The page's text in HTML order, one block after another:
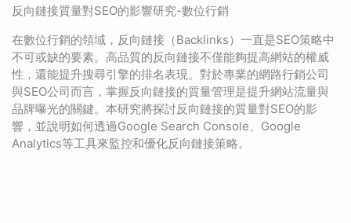
反向鏈接質量對SEO的影響研究-數位行銷
在數位行銷的領域，反向鏈接（Backlinks）一直是SEO策略中
不可或缺的要素。高品質的反向鏈接不僅能夠提高網站的權威
性，還能提升搜尋引擎的排名表現。對於專業的網路行銷公司
與SEO公司而言，掌握反向鏈接的質量管理是提升網站流量與
品牌曝光的關鍵。本研究將探討反向鏈接的質量對SEO的影
響，並說明如何透過Google Search Console、Google
Analytics等工具來監控和優化反向鏈接策略。